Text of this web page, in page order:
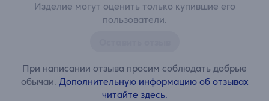
Изделие могут оценить только купившие его
пользователи.
При написании отзыва просим соблюдать добрые
обычаи. Дополнительную информацию об отзывах
читайте здесь.